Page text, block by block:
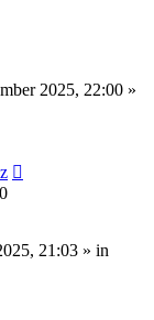
2025, 22:00 »
21:03 » in